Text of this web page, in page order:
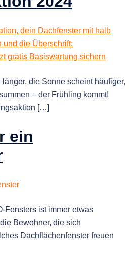
die Sonne scheint häufiger,
– der Frühling kommt!
[…]
ein
Fensters ist immer etwas
Bewohner, die sich
Dachflächenfenster freuen